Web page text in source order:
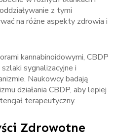
z tymi
na różne aspekty zdrowia i
kannabinoidowymi, CBDP
sygnalizacyjne i
Naukowcy badają
działania CBDP, aby lepiej
terapeutyczny.
Zdrowotne